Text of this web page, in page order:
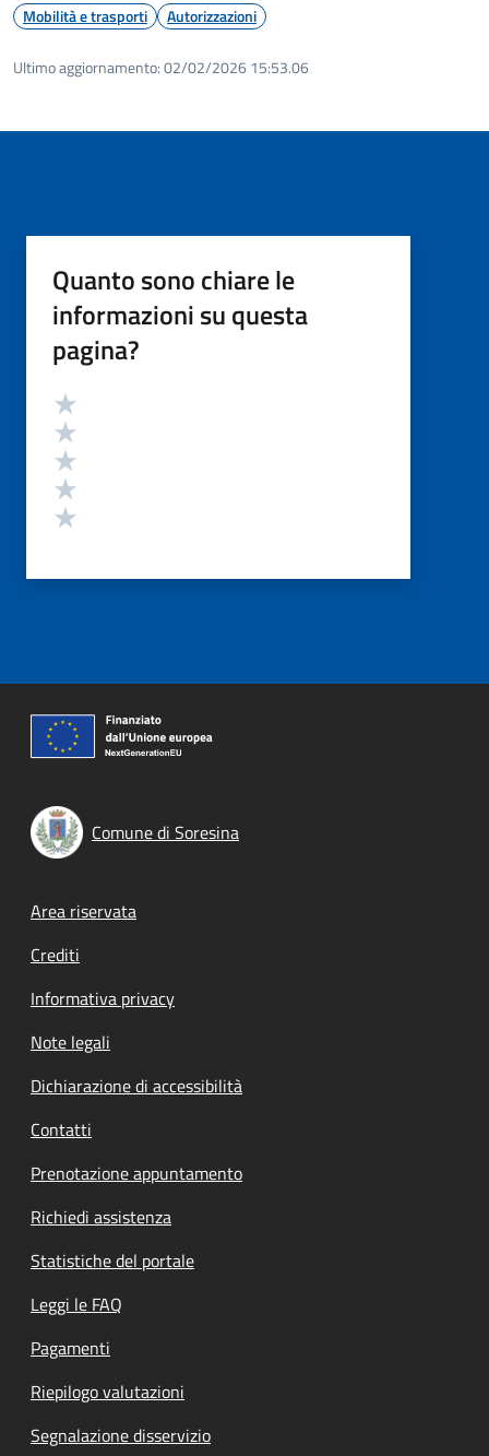
Mobilità e trasporti Autorizzazioni
Ultimo aggiornamento:02/02/2026 15:53.06
Quanto sono chiare le
informazioni su questa
pagina?
Valutazione
Comune di Soresina
Footer menu
Area riservata
Crediti
Informativa privacy
Note legali
Dichiarazione di accessibilità
Contatti
Prenotazione appuntamento
Richiedi assistenza
Statistiche del portale
Leggi le FAQ
Pagamenti
Riepilogo valutazioni
Segnalazione disservizio